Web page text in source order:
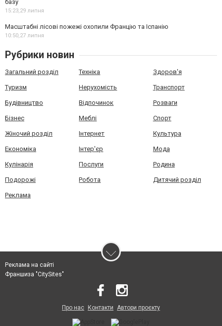
базу
15:23,29 липня
Масштабні лісові пожежі охопили Францію та Іспанію
10:50,27 липня
Рубрики новин
Загальний розділ Техніка Здоров'я
Туризм Нерухомість Транспорт
Будівництво Відпочинок Розваги
Бізнес Меблі Спорт
Жіночий розділ Інтернет Культура
Економіка Інтер'єр Мода
Кулінарія Послуги Родина
Подорожі Робота Дитячий розділ
Реклама
Реклама на сайті
Франшиза "CitySites"
Про нас Контакти Автори проєкту